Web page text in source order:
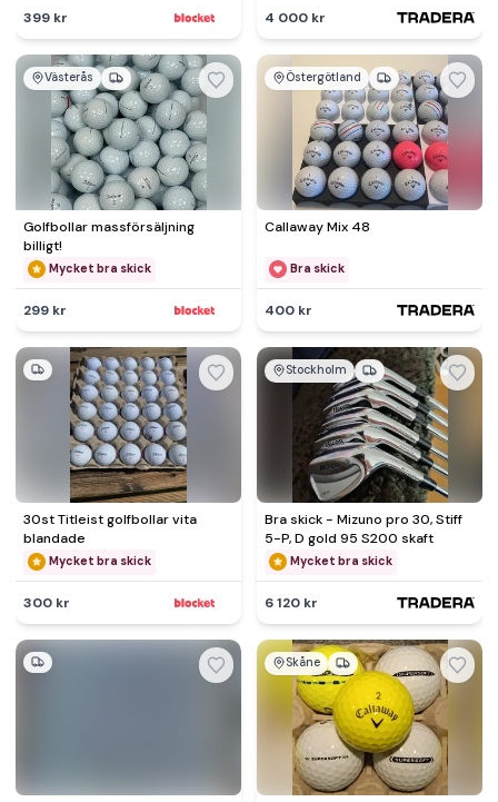
399 kr 4 000 kr
Västerås
Golfbollar massförsäljning
billigt!
Mycket bra skick
299 kr
Östergötland
Callaway Mix 48
Bra skick
400 kr
30st Titleist golfbollar vita
blandade
Mycket bra skick
300 kr
Stockholm
Bra skick - Mizuno pro 30, Stiff
5-P, D gold 95 S200 skaft
Mycket bra skick
6 120 kr
Skåne